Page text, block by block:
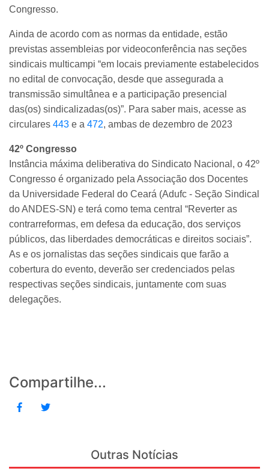
Congresso.
Ainda de acordo com as normas da entidade, estão
previstas assembleias por videoconferência nas seções
sindicais multicampi “em locais previamente estabelecidos
no edital de convocação, desde que assegurada a
transmissão simultânea e a participação presencial
das(os) sindicalizadas(os)”. Para saber mais, acesse as
circulares 443 e a 472, ambas de dezembro de 2023
42º Congresso
Instância máxima deliberativa do Sindicato Nacional, o 42º
Congresso é organizado pela Associação dos Docentes
da Universidade Federal do Ceará (Adufc - Seção Sindical
do ANDES-SN) e terá como tema central “Reverter as
contrarreformas, em defesa da educação, dos serviços
públicos, das liberdades democráticas e direitos sociais”.
As e os jornalistas das seções sindicais que farão a
cobertura do evento, deverão ser credenciados pelas
respectivas seções sindicais, juntamente com suas
delegações.
Compartilhe...
Outras Notícias